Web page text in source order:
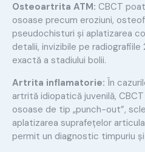
Osteoartrita ATM: CBCT
osoase precum eroziuni,
pseudochisturi și aplatizarea
detalii, invizibile pe radiografiile
exactă a stadiului bolii.
Artrita inflamatorie: În
artrită idiopatică juvenilă,
osoase de tip „punch-out”,
aplatizarea suprafețelor
permit un diagnostic timpuriu